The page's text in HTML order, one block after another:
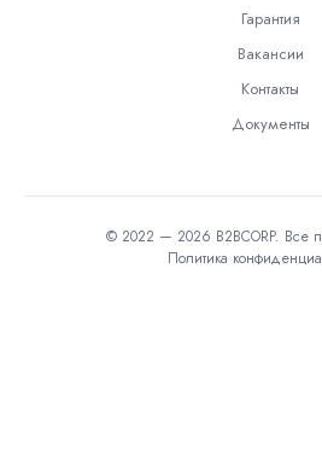
Гарантия
Вакансии
Контакты
Документы
© 2022 — 2026 B2BCORP. Все
Политика